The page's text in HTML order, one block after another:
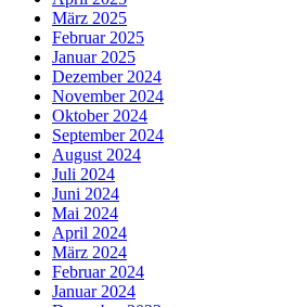
März 2025
Februar 2025
Januar 2025
Dezember 2024
November 2024
Oktober 2024
September 2024
August 2024
Juli 2024
Juni 2024
Mai 2024
April 2024
März 2024
Februar 2024
Januar 2024